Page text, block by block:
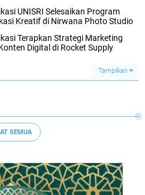
UNISRI Selesaikan Program
Kreatif di Nirwana Photo Studio
Terapkan Strategi Marketing
Digital di Rocket Supply
Tampilkan
SEMUA